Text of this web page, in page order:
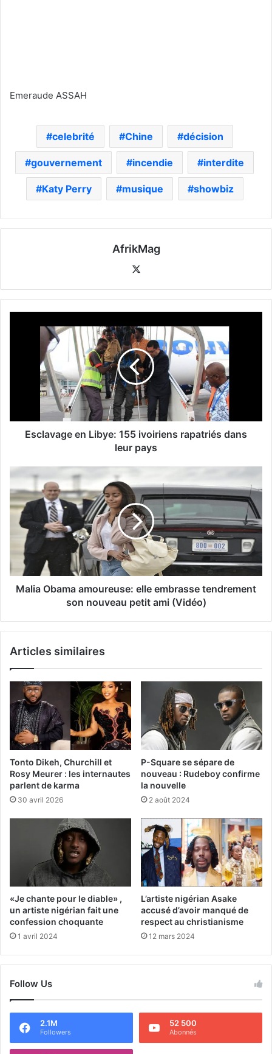
Emeraude ASSAH
celebrité Chine décision
gouvernement incendie interdite
Katy Perry musique showbiz
AfrikMag
Esclavage en Libye: 155 ivoiriens rapatriés dans
leur pays
Malia Obama amoureuse: elle embrasse tendrement
son nouveau petit ami (Vidéo)
Articles similaires
Tonto Dikeh, Churchill et
Rosy Meurer : les internautes
parlent de karma
30 avril 2026
P-Square se sépare de
nouveau : Rudeboy confirme
la nouvelle
2 août 2024
«Je chante pour le diable» ,
un artiste nigérian fait une
confession choquante
1 avril 2024
L’artiste nigérian Asake
accusé d’avoir manqué de
respect au christianisme
12 mars 2024
Follow Us
2.1M
Followers
52 500
Abonnés